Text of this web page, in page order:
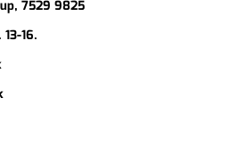
7529 9825
16.